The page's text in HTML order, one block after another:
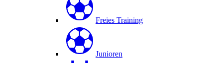
Freies Training
Junioren